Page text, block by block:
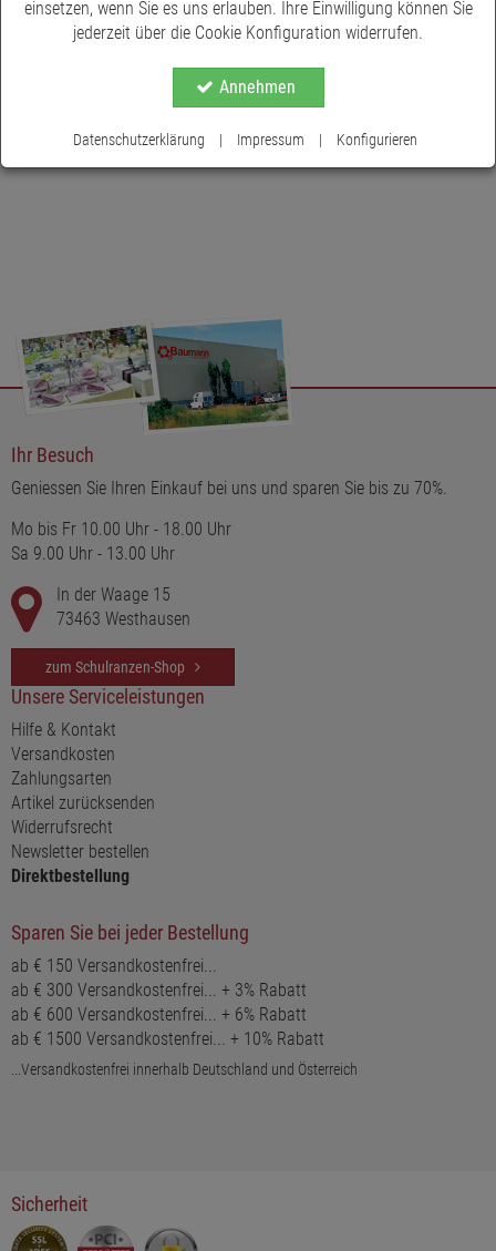
Ihr Besuch
Geniessen Sie Ihren Einkauf bei uns und sparen Sie bis zu 70%.
Mo bis Fr 10.00 Uhr - 18.00 Uhr
Sa 9.00 Uhr - 13.00 Uhr
In der Waage 15
73463 Westhausen
zum Schulranzen-Shop
Unsere Serviceleistungen
Hilfe & Kontakt
Versandkosten
Zahlungsarten
Artikel zurücksenden
Widerrufsrecht
Newsletter bestellen
Direktbestellung
Sparen Sie bei jeder Bestellung
ab € 150 Versandkostenfrei...
ab € 300 Versandkostenfrei... + 3% Rabatt
ab € 600 Versandkostenfrei... + 6% Rabatt
ab € 1500 Versandkostenfrei... + 10% Rabatt
...Versandkostenfrei innerhalb Deutschland und Österreich
Sicherheit
einsetzen, wenn Sie es uns erlauben. Ihre Einwilligung können Sie
jederzeit über die Cookie Konfiguration widerrufen.
Annehmen
Datenschutzerklärung | Impressum | Konfigurieren